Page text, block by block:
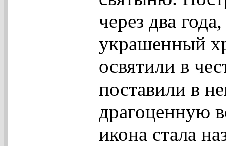
через два
украшенный
освятили в
поставили в
драгоценную
икона стала